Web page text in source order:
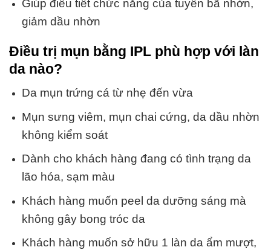
Giúp điều tiết chức năng của tuyến bã nhờn,
giảm dầu nhờn
Điều trị mụn bằng IPL phù hợp với làn
da nào?
Da mụn trứng cá từ nhẹ đến vừa
Mụn sưng viêm, mụn chai cứng, da dầu nhờn
không kiểm soát
Dành cho khách hàng đang có tình trạng da
lão hóa, sạm màu
Khách hàng muốn peel da dưỡng sáng mà
không gây bong tróc da
Khách hàng muốn sở hữu 1 làn da ẩm mượt,